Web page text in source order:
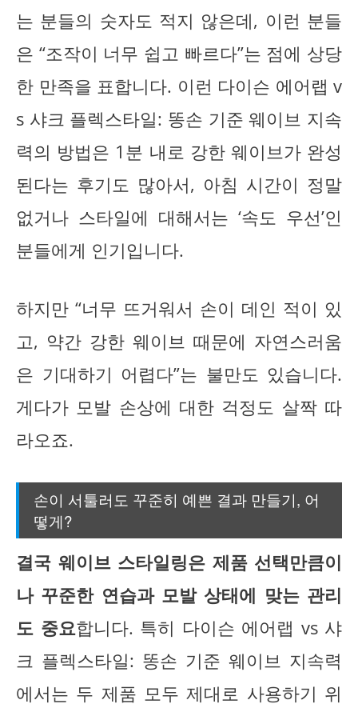
는 분들의 숫자도 적지 않은데, 이런 분들
은 “조작이 너무 쉽고 빠르다”는 점에 상당
한 만족을 표합니다. 이런 다이슨 에어랩 v
s 샤크 플렉스타일: 똥손 기준 웨이브 지속
력의 방법은 1분 내로 강한 웨이브가 완성
된다는 후기도 많아서, 아침 시간이 정말
없거나 스타일에 대해서는 ‘속도 우선’인
분들에게 인기입니다.
하지만 “너무 뜨거워서 손이 데인 적이 있
고, 약간 강한 웨이브 때문에 자연스러움
은 기대하기 어렵다”는 불만도 있습니다.
게다가 모발 손상에 대한 걱정도 살짝 따
라오죠.
손이 서툴러도 꾸준히 예쁜 결과 만들기, 어
떻게?
결국 웨이브 스타일링은 제품 선택만큼이
나 꾸준한 연습과 모발 상태에 맞는 관리
도 중요합니다. 특히 다이슨 에어랩 vs 샤
크 플렉스타일: 똥손 기준 웨이브 지속력
에서는 두 제품 모두 제대로 사용하기 위